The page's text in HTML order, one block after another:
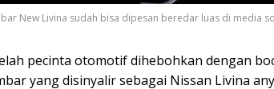
New Livina sudah bisa dipesan beredar luas di media
pecinta otomotif dihebohkan dengan
yang disinyalir sebagai Nissan Livina